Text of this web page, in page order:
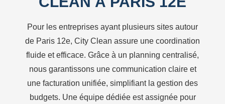
Pour les entreprises ayant plusieurs sites autour
de Paris 12e, City Clean assure une coordination
fluide et efficace. Grâce à un planning centralisé,
nous garantissons une communication claire et
une facturation unifiée, simplifiant la gestion des
budgets. Une équipe dédiée est assignée pour